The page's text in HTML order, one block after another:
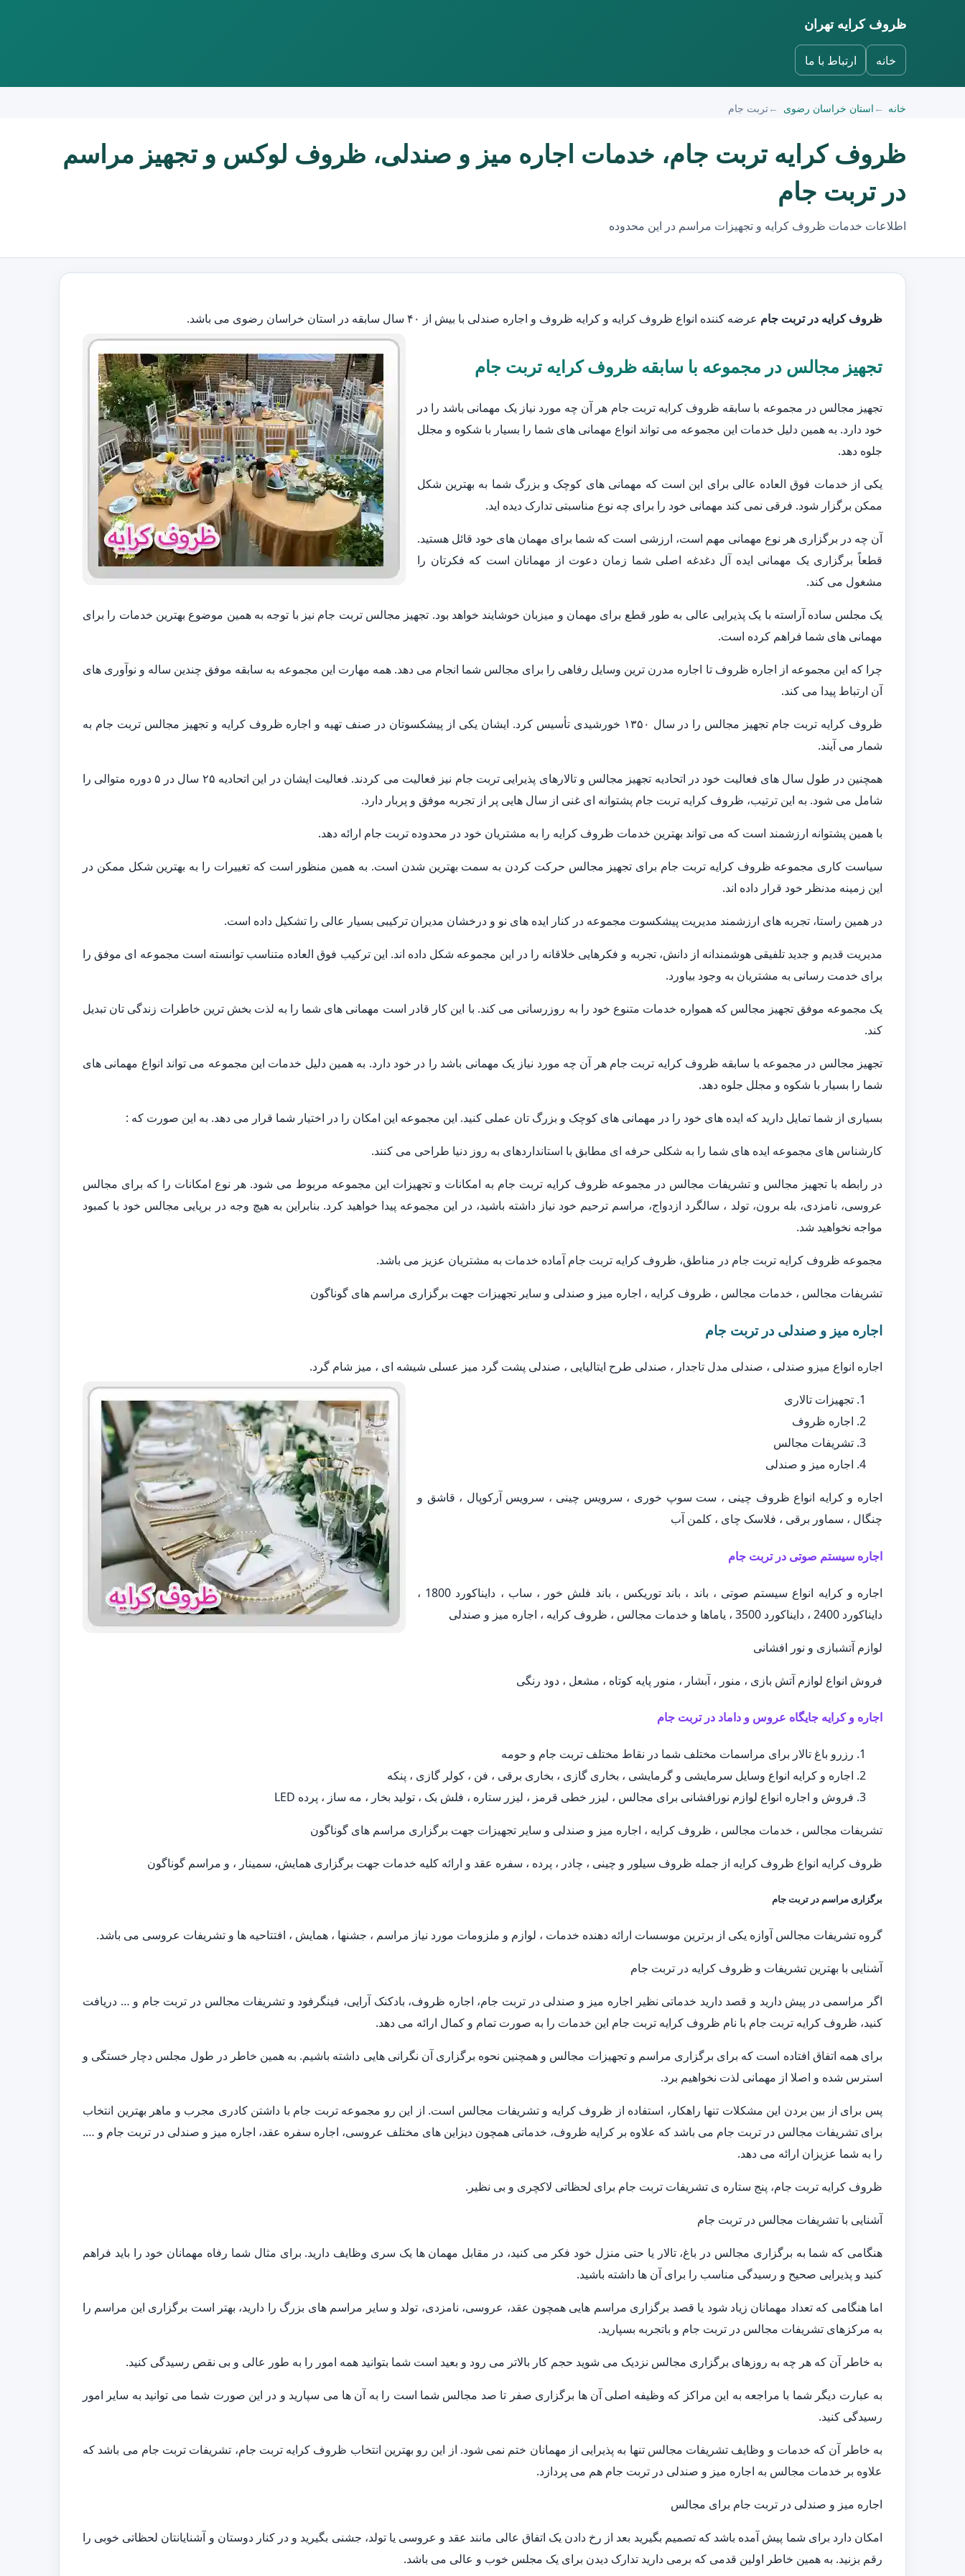
ظروف کرایه تهران
خانه ارتباط با ما
خانه استان خراسان رضوی تربت جام
ظروف کرایه تربت جام، خدمات اجاره میز و صندلی، ظروف لوکس و تجهیز مراسم
در تربت جام
اطلاعات خدمات ظروف کرایه و تجهیزات مراسم در این محدوده
ظروف کرایه در تربت جام عرضه کننده انواع ظروف کرایه و کرایه ظروف و اجاره صندلی با بیش از ۴۰ سال سابقه در استان خراسان رضوی می باشد.
تجهیز مجالس در مجموعه با سابقه ظروف کرایه تربت جام
تجهیز مجالس در مجموعه با سابقه ظروف کرایه تربت جام هر آن چه مورد نیاز یک مهمانی باشد را در
خود دارد. به همین دلیل خدمات این مجموعه می تواند انواع مهمانی های شما را بسیار با شکوه و مجلل
جلوه دهد.
یکی از خدمات فوق العاده عالی برای این است که مهمانی های کوچک و بزرگ شما به بهترین شکل
ممکن برگزار شود. فرقی نمی کند مهمانی خود را برای چه نوع مناسبتی تدارک دیده اید.
آن چه در برگزاری هر نوع مهمانی مهم است، ارزشی است که شما برای مهمان های خود قائل هستید.
قطعاً برگزاری یک مهمانی ایده آل دغدغه اصلی شما زمان دعوت از مهمانان است که فکرتان را
مشغول می کند.
یک مجلس ساده آراسته با یک پذیرایی عالی به طور قطع برای مهمان و میزبان خوشایند خواهد بود. تجهیز مجالس تربت جام نیز با توجه به همین موضوع بهترین خدمات را برای
مهمانی های شما فراهم کرده است.
چرا که این مجموعه از اجاره ظروف تا اجاره مدرن ترین وسایل رفاهی را برای مجالس شما انجام می دهد. همه مهارت این مجموعه به سابقه موفق چندین ساله و نوآوری های
آن ارتباط پیدا می کند.
ظروف کرایه تربت جام تجهیز مجالس را در سال ۱۳۵۰ خورشیدی تأسیس کرد. ایشان یکی از پیشکسوتان در صنف تهیه و اجاره ظروف کرایه و تجهیز مجالس تربت جام به
شمار می آیند.
همچنین در طول سال های فعالیت خود در اتحادیه تجهیز مجالس و تالارهای پذیرایی تربت جام نیز فعالیت می کردند. فعالیت ایشان در این اتحادیه ۲۵ سال در ۵ دوره متوالی را
شامل می شود. به این ترتیب، ظروف کرایه تربت جام پشتوانه ای غنی از سال هایی پر از تجربه موفق و پربار دارد.
با همین پشتوانه ارزشمند است که می تواند بهترین خدمات ظروف کرایه را به مشتریان خود در محدوده تربت جام ارائه دهد.
سیاست کاری مجموعه ظروف کرایه تربت جام برای تجهیز مجالس حرکت کردن به سمت بهترین شدن است. به همین منظور است که تغییرات را به بهترین شکل ممکن در
این زمینه مدنظر خود قرار داده اند.
در همین راستا، تجربه های ارزشمند مدیریت پیشکسوت مجموعه در کنار ایده های نو و درخشان مدیران ترکیبی بسیار عالی را تشکیل داده است.
مدیریت قدیم و جدید تلفیقی هوشمندانه از دانش، تجربه و فکرهایی خلاقانه را در این مجموعه شکل داده اند. این ترکیب فوق العاده متناسب توانسته است مجموعه ای موفق را
برای خدمت رسانی به مشتریان به وجود بیاورد.
یک مجموعه موفق تجهیز مجالس که همواره خدمات متنوع خود را به روزرسانی می کند. با این کار قادر است مهمانی های شما را به لذت بخش ترین خاطرات زندگی تان تبدیل
کند.
تجهیز مجالس در مجموعه با سابقه ظروف کرایه تربت جام هر آن چه مورد نیاز یک مهمانی باشد را در خود دارد. به همین دلیل خدمات این مجموعه می تواند انواع مهمانی های
شما را بسیار با شکوه و مجلل جلوه دهد.
بسیاری از شما تمایل دارید که ایده های خود را در مهمانی های کوچک و بزرگ تان عملی کنید. این مجموعه این امکان را در اختیار شما قرار می دهد. به این صورت که :
کارشناس های مجموعه ایده های شما را به شکلی حرفه ای مطابق با استانداردهای به روز دنیا طراحی می کنند.
در رابطه با تجهیز مجالس و تشریفات مجالس در مجموعه ظروف کرایه تربت جام به امکانات و تجهیزات این مجموعه مربوط می شود. هر نوع امکانات را که برای مجالس
عروسی، نامزدی، بله برون، تولد ، سالگرد ازدواج، مراسم ترحیم خود نیاز داشته باشید، در این مجموعه پیدا خواهید کرد. بنابراین به هیچ وجه در برپایی مجالس خود با کمبود
مواجه نخواهید شد.
مجموعه ظروف کرایه تربت جام در مناطق، ظروف کرایه تربت جام آماده خدمات به مشتریان عزیز می باشد.
تشریفات مجالس ، خدمات مجالس ، ظروف کرایه ، اجاره میز و صندلی و سایر تجهیزات جهت برگزاری مراسم های گوناگون
اجاره میز و صندلی در تربت جام
اجاره انواع میزو صندلی ، صندلی مدل تاجدار ، صندلی طرح ایتالیایی ، صندلی پشت گرد میز عسلی شیشه ای ، میز شام گرد.
تجهیزات تالاری
اجاره ظروف
تشریفات مجالس
اجاره میز و صندلی
اجاره و کرایه انواع ظروف چینی ، ست سوپ خوری ، سرویس چینی ، سرویس آرکوپال ، قاشق و
چنگال ، سماور برقی ، فلاسک چای ، کلمن آب
اجاره سیستم صوتی در تربت جام
اجاره و کرایه انواع سیستم صوتی ، باند ، باند توریکس ، باند فلش خور ، ساب ، دایناکورد 1800 ،
دایناکورد 2400 ، دایناکورد 3500 ، یاماها و خدمات مجالس ، ظروف کرایه ، اجاره میز و صندلی
لوازم آتشبازی و نور افشانی
فروش انواع لوازم آتش بازی ، منور ، آبشار ، منور پایه کوتاه ، مشعل ، دود رنگی
اجاره و کرایه جایگاه عروس و داماد در تربت جام
رزرو باغ تالار برای مراسمات مختلف شما در نقاط مختلف تربت جام و حومه
اجاره و کرایه انواع وسایل سرمایشی و گرمایشی ، بخاری گازی ، بخاری برقی ، فن ، کولر گازی ، پنکه
فروش و اجاره انواع لوازم نورافشانی برای مجالس ، لیزر خطی قرمز ، لیزر ستاره ، فلش بک ، تولید بخار ، مه ساز ، پرده LED
تشریفات مجالس ، خدمات مجالس ، ظروف کرایه ، اجاره میز و صندلی و سایر تجهیزات جهت برگزاری مراسم های گوناگون
ظروف کرایه انواع ظروف کرایه از جمله ظروف سیلور و چینی ، چادر ، پرده ، سفره عقد و ارائه کلیه خدمات جهت برگزاری همایش، سمینار ، و مراسم گوناگون
برگزاری مراسم در تربت جام
گروه تشریفات مجالس آوازه یکی از برترین موسسات ارائه دهنده خدمات ، لوازم و ملزومات مورد نیاز مراسم ، جشنها ، همایش ، افتتاحیه ها و تشریفات عروسی می باشد.
آشنایی با بهترین تشریفات و ظروف کرایه در تربت جام
اگر مراسمی در پیش دارید و قصد دارید خدماتی نظیر اجاره میز و صندلی در تربت جام، اجاره ظروف، بادکنک آرایی، فینگرفود و تشریفات مجالس در تربت جام و … دریافت
کنید، ظروف کرایه تربت جام با نام ظروف کرایه تربت جام این خدمات را به صورت تمام و کمال ارائه می دهد.
برای همه اتفاق افتاده است که برای برگزاری مراسم و تجهیزات مجالس و همچنین نحوه برگزاری آن نگرانی هایی داشته باشیم. به همین خاطر در طول مجلس دچار خستگی و
استرس شده و اصلا از مهمانی لذت نخواهیم برد.
پس برای از بین بردن این مشکلات تنها راهکار، استفاده از ظروف کرایه و تشریفات مجالس است. از این رو مجموعه تربت جام با داشتن کادری مجرب و ماهر بهترین انتخاب
برای تشریفات مجالس در تربت جام می باشد که علاوه بر کرایه ظروف، خدماتی همچون دیزاین های مختلف عروسی، اجاره سفره عقد، اجاره میز و صندلی در تربت جام و ….
را به شما عزیزان ارائه می دهد.
ظروف کرایه تربت جام، پنج ستاره ی تشریفات تربت جام برای لحظاتی لاکچری و بی نظیر.
آشنایی با تشریفات مجالس در تربت جام
هنگامی که شما به برگزاری مجالس در باغ، تالار یا حتی منزل خود فکر می کنید، در مقابل مهمان ها یک سری وظایف دارید. برای مثال شما رفاه مهمانان خود را باید فراهم
کنید و پذیرایی صحیح و رسیدگی مناسب را برای آن ها داشته باشید.
اما هنگامی که تعداد مهمانان زیاد شود یا قصد برگزاری مراسم هایی همچون عقد، عروسی، نامزدی، تولد و سایر مراسم های بزرگ را دارید، بهتر است برگزاری این مراسم را
به مرکزهای تشریفات مجالس در تربت جام و باتجربه بسپارید.
به خاطر آن که هر چه به روزهای برگزاری مجالس نزدیک می شوید حجم کار بالاتر می رود و بعید است شما بتوانید همه امور را به طور عالی و بی نقص رسیدگی کنید.
به عبارت دیگر شما با مراجعه به این مراکز که وظیفه اصلی آن ها برگزاری صفر تا صد مجالس شما است را به آن ها می سپارید و در این صورت شما می توانید به سایر امور
رسیدگی کنید.
به خاطر آن که خدمات و وظایف تشریفات مجالس تنها به پذیرایی از مهمانان ختم نمی شود. از این رو بهترین انتخاب ظروف کرایه تربت جام، تشریفات تربت جام می باشد که
علاوه بر خدمات مجالس به اجاره میز و صندلی در تربت جام هم می پردازد.
اجاره میز و صندلی در تربت جام برای مجالس
امکان دارد برای شما پیش آمده باشد که تصمیم بگیرید بعد از رخ دادن یک اتفاق عالی مانند عقد و عروسی یا تولد، جشنی بگیرید و در کنار دوستان و آشنایانتان لحظاتی خوبی را
رقم بزنید. به همین خاطر اولین قدمی که برمی دارید تدارک دیدن برای یک مجلس خوب و عالی می باشد.